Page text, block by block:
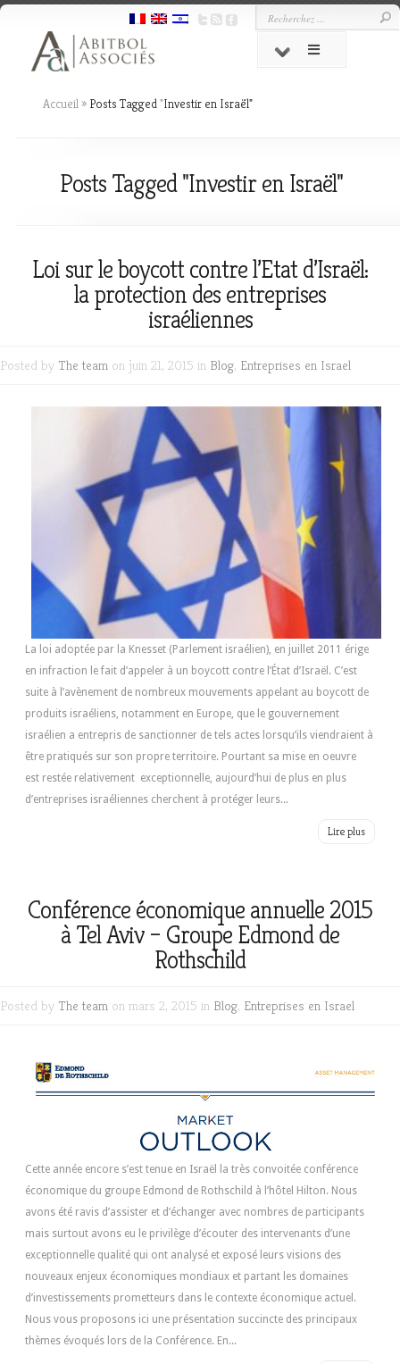
Accueil » Posts Tagged"Investir en Israël"
Posts Tagged "Investir en Israël"
Loi sur le boycott contre l’Etat d’Israël:
la protection des entreprises
israéliennes
Posted by The team on juin 21, 2015 in Blog, Entreprises en Israel
La loi adoptée par la Knesset (Parlement israélien), en juillet 2011 érige
en infraction le fait d’appeler à un boycott contre l’État d’Israël. C’est
suite à l’avènement de nombreux mouvements appelant au boycott de
produits israéliens, notamment en Europe, que le gouvernement
israélien a entrepris de sanctionner de tels actes lorsqu’ils viendraient à
être pratiqués sur son propre territoire. Pourtant sa mise en oeuvre
est restée relativement exceptionnelle, aujourd’hui de plus en plus
d’entreprises israéliennes cherchent à protéger leurs...
Lire plus
Conférence économique annuelle 2015
à Tel Aviv – Groupe Edmond de
Rothschild
Posted by The team on mars 2, 2015 in Blog, Entreprises en Israel
Cette année encore s’est tenue en Israël la très convoitée conférence
économique du groupe Edmond de Rothschild à l’hôtel Hilton. Nous
avons été ravis d’assister et d’échanger avec nombres de participants
mais surtout avons eu le privilège d’écouter des intervenants d’une
exceptionnelle qualité qui ont analysé et exposé leurs visions des
nouveaux enjeux économiques mondiaux et partant les domaines
d’investissements prometteurs dans le contexte économique actuel.
Nous vous proposons ici une présentation succincte des principaux
thèmes évoqués lors de la Conférence. En...